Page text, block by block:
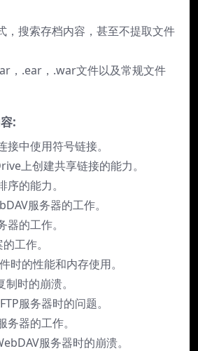
，搜索存档内容，甚至不提取文件
，.ear，.war文件以及常规文件
:
中使用符号链接。
上创建共享链接的能力。
的能力。
服务器的工作。
器的工作。
工作。
时的性能和内存使用。
时的崩溃。
服务器时的问题。
务器的工作。
服务器时的崩溃。